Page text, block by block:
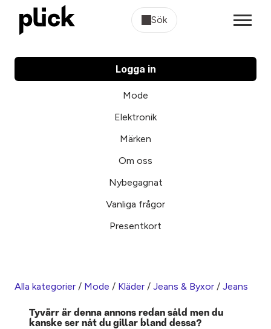
Sök
Logga in
Mode
Elektronik
Märken
Om oss
Nybegagnat
Vanliga frågor
Presentkort
Alla kategorier / Mode / Kläder / Jeans & Byxor / Jeans
Tyvärr är denna annons redan såld men du
kanske ser nåt du gillar bland dessa?